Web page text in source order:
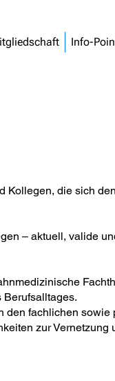
Info-
Kollegen, die sich
– aktuell, valide
den fachlichen
zur Vernetzung